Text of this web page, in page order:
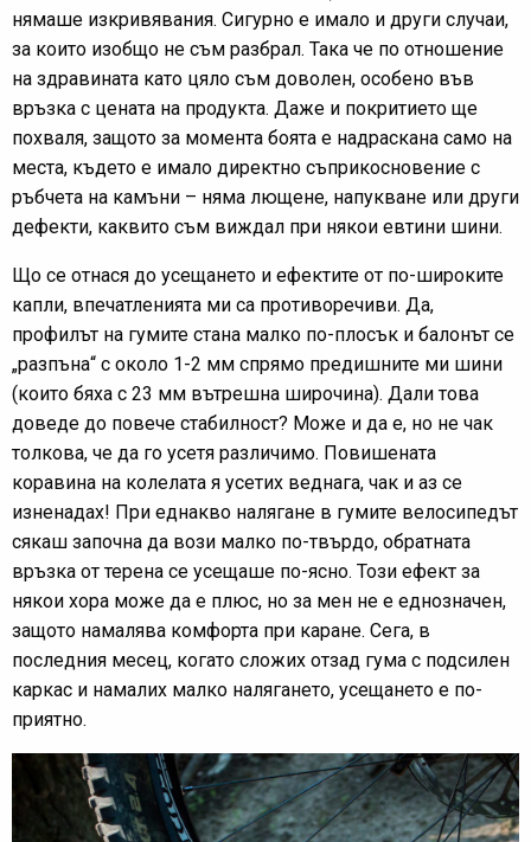
нямаше изкривявания. Сигурно е имало и други случаи,
за които изобщо не съм разбрал. Така че по отношение
на здравината като цяло съм доволен, особено във
връзка с цената на продукта. Даже и покритието ще
похваля, защото за момента боята е надраскана само на
места, където е имало директно съприкосновение с
ръбчета на камъни – няма лющене, напукване или други
дефекти, каквито съм виждал при някои евтини шини.
Що се отнася до усещането и ефектите от по-широките
капли, впечатленията ми са противоречиви. Да,
профилът на гумите стана малко по-плосък и балонът се
„разпъна“ с около 1-2 мм спрямо предишните ми шини
(които бяха с 23 мм вътрешна широчина). Дали това
доведе до повече стабилност? Може и да е, но не чак
толкова, че да го усетя различимо. Повишената
коравина на колелата я усетих веднага, чак и аз се
изненадах! При еднакво налягане в гумите велосипедът
сякаш започна да вози малко по-твърдо, обратната
връзка от терена се усещаше по-ясно. Този ефект за
някои хора може да е плюс, но за мен не е еднозначен,
защото намалява комфорта при каране. Сега, в
последния месец, когато сложих отзад гума с подсилен
каркас и намалих малко налягането, усещането е по-
приятно.